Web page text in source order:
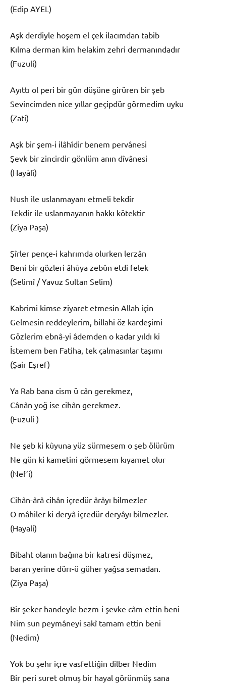
(Edip AYEL)
Aşk derdiyle hoşem el çek ilacımdan tabib
Kılma derman kim helakim zehri dermanındadır
(Fuzuli)
Ayıttı ol peri bir gün düşüne girüren bir şeb
Sevincimden nice yıllar geçipdür görmedim uyku
(Zati)
Aşk bir şem-i ilâhîdir benem pervânesi
Şevk bir zincirdir gönlüm anın dîvânesi
(Hayâlî)
Nush ile uslanmayanı etmeli tekdir
Tekdir ile uslanmayanın hakkı kötektir
(Ziya Paşa)
Şîrler pençe-i kahrımda olurken lerzân
Beni bir gözleri âhûya zebûn etdi felek
(Selimî / Yavuz Sultan Selim)
Kabrimi kimse ziyaret etmesin Allah için
Gelmesin reddeylerim, billahi öz kardeşimi
Gözlerim ebnâ-yi âdemden o kadar yıldı ki
İstemem ben Fatiha, tek çalmasınlar taşımı
(Şair Eşref)
Ya Rab bana cism ü cân gerekmez,
Cânân yoğ ise cihân gerekmez.
(Fuzuli )
Ne şeb ki kûyuna yüz sürmesem o şeb ölürüm
Ne gün ki kametini görmesem kıyamet olur
(Nef’i)
Cihân-ârâ cihân içredür ârâyı bilmezler
O mâhiler ki deryâ içredür deryâyı bilmezler.
(Hayali)
Bibaht olanın bağına bir katresi düşmez,
baran yerine dürr-ü güher yağsa semadan.
(Ziya Paşa)
Bir şeker handeyle bezm-i şevke câm ettin beni
Nim sun peymâneyi sakî tamam ettin beni
(Nedim)
Yok bu şehr içre vasfettiğin dilber Nedim
Bir peri suret olmuş bir hayal görünmüş sana